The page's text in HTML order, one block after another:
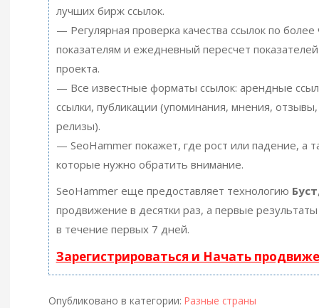
лучших бирж ссылок.
— Регулярная проверка качества ссылок по
показателям и ежедневный пересчет показателей
проекта.
— Все известные форматы ссылок: арендные
ссылки, публикации (упоминания, мнения, отзывы,
релизы).
— SeoHammer покажет, где рост или падение, а
которые нужно обратить внимание.
SeoHammer еще предоставляет технологию Буст
продвижение в десятки раз, а первые
в течение первых 7 дней.
Зарегистрироваться и Начать
Опубликовано в категории: Разные страны